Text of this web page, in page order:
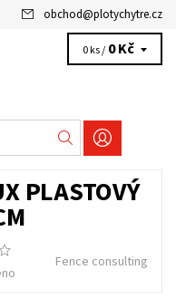
obchod@plotychytre.cz
0 ks / 0 Kč
PLASTOVÝ
Fence consulting